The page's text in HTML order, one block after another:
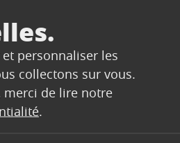
personnaliser les
collectons sur vous.
merci de lire notre
.
Moulin
et soir, pas de
Brun: service
soir et restauration